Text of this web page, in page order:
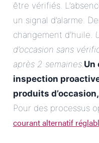
être vérifiés.
un signal d’alarme.
changement d’huile.
d’occasion sans
après 2 semaines.Un
inspection
produits
Pour des processus
courant alternatif